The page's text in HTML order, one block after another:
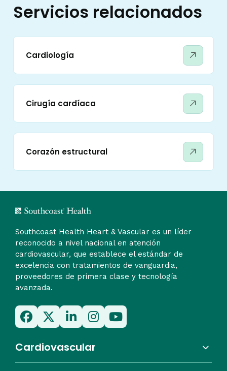
Servicios relacionados
Cardiología
Cirugía cardíaca
Corazón estructural
Southcoast Health Heart & Vascular es un líder
reconocido a nivel nacional en atención
cardiovascular, que establece el estándar de
excelencia con tratamientos de vanguardia,
proveedores de primera clase y tecnología
avanzada.
Cardiovascular